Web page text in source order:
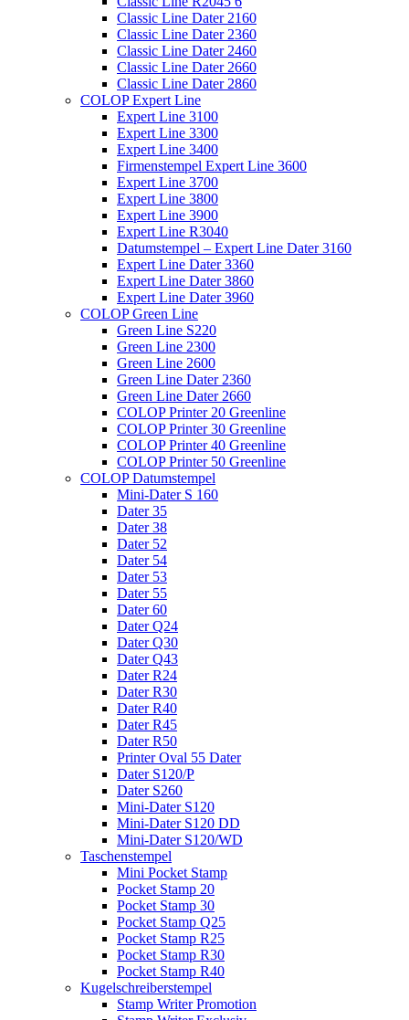
Classic Line Dater 2160
Classic Line Dater 2360
Classic Line Dater 2460
Classic Line Dater 2660
Classic Line Dater 2860
COLOP Expert Line
Expert Line 3100
Expert Line 3300
Expert Line 3400
Firmenstempel Expert Line 3600
Expert Line 3700
Expert Line 3800
Expert Line 3900
Expert Line R3040
Datumstempel – Expert Line Dater 3160
Expert Line Dater 3360
Expert Line Dater 3860
Expert Line Dater 3960
COLOP Green Line
Green Line S220
Green Line 2300
Green Line 2600
Green Line Dater 2360
Green Line Dater 2660
COLOP Printer 20 Greenline
COLOP Printer 30 Greenline
COLOP Printer 40 Greenline
COLOP Printer 50 Greenline
COLOP Datumstempel
Mini-Dater S 160
Dater 35
Dater 38
Dater 52
Dater 54
Dater 53
Dater 55
Dater 60
Dater Q24
Dater Q30
Dater Q43
Dater R24
Dater R30
Dater R40
Dater R45
Dater R50
Printer Oval 55 Dater
Dater S120/P
Dater S260
Mini-Dater S120
Mini-Dater S120 DD
Mini-Dater S120/WD
Taschenstempel
Mini Pocket Stamp
Pocket Stamp 20
Pocket Stamp 30
Pocket Stamp Q25
Pocket Stamp R25
Pocket Stamp R30
Pocket Stamp R40
Kugelschreiberstempel
Stamp Writer Promotion